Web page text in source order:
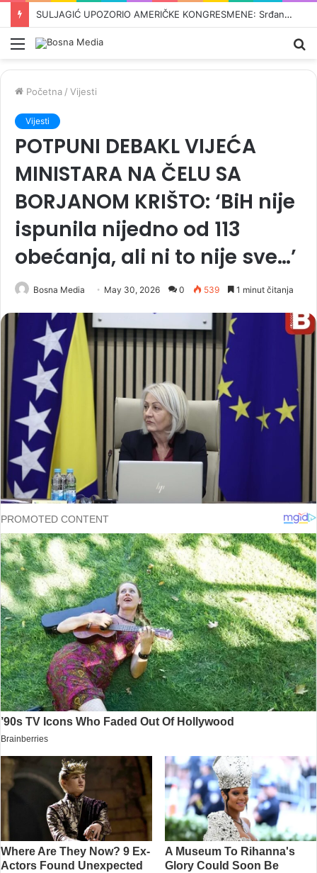
ODBROJAVANJE U REPUBLICI SRPSKOJ: Crnadak najavljuje pad režima –„Nije normalno da se u 21. vijeku pravi proslava kad dođe…“
Meni
Početna / Vijesti
Vijesti
POTPUNI DEBAKL VIJEĆA
MINISTARA NA ČELU SA
BORJANOM KRIŠTO: ‘BiH nije
ispunila nijedno od 113
obećanja, ali ni to nije sve…’
Bosna Media May 30, 2026 0 539 1 minut čitanja